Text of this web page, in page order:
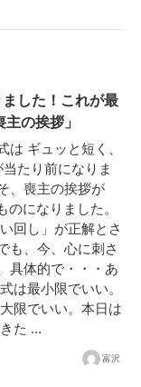
お
供
した！これが最
の挨拶」
は ギュッと短く、
たり前になりま
、喪主の挨拶が
のになりました。
回し」が正解とさ
も、今、心に刺さ
体的で・・・あ
は最小限でいい。
限でいい。本日は
た ...
富沢